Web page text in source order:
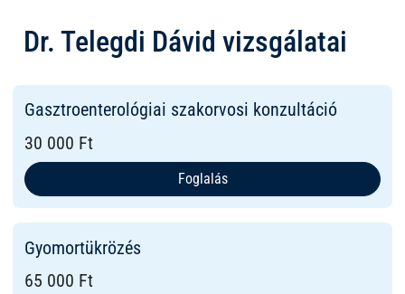
Dr. Telegdi Dávid vizsgálatai
Gasztroenterológiai szakorvosi konzultáció
30 000 Ft
Foglalás
Gyomortükrözés
65 000 Ft